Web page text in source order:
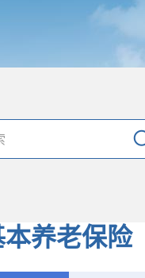
养老保险